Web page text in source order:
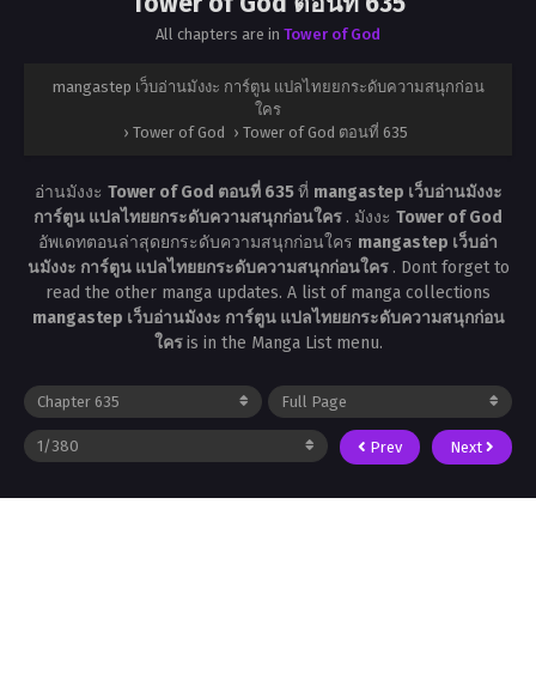
All chapters are in Tower of God
mangastep เว็บอ่านมังงะ การ์ตูน แปลไทยยกระดับความสนุกก่อน
ใคร
› Tower of God › Tower of God ตอนที่ 635
อ่านมังงะ Tower of God ตอนที่ 635ที่ mangastep เว็บอ่านมังงะ
การ์ตูน แปลไทยยกระดับความสนุกก่อนใคร . มังงะ Tower of God
อัพเดทตอนล่าสุดยกระดับความสนุกก่อนใคร mangastep เว็บอ่า
นมังงะ การ์ตูน แปลไทยยกระดับความสนุกก่อนใคร . Dont forget to
read the other manga updates. A list of manga collections
mangastep เว็บอ่านมังงะ การ์ตูน แปลไทยยกระดับความสนุกก่อน
ใครis in the Manga List menu.
Prev Next